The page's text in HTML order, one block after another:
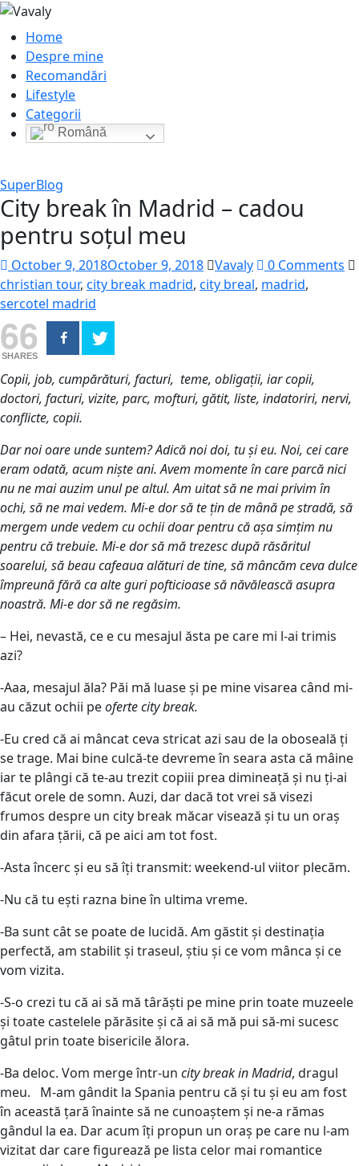
Home
Despre mine
Recomandări
Lifestyle
Categorii
Română
SuperBlog
City break în Madrid – cadou
pentru soțul meu
October 9, 2018October 9, 2018 Vavaly
0 Comments
christian tour, city break madrid, city breal, madrid,
sercotel madrid
66
SHARES
Copii, job, cumpărături, facturi, teme, obligații, iar copii,
doctori, facturi, vizite, parc, mofturi, gătit, liste, indatoriri, nervi,
conflicte, copii.
Dar noi oare unde suntem? Adică noi doi, tu și eu. Noi, cei care
eram odată, acum niște ani. Avem momente în care parcă nici
nu ne mai auzim unul pe altul. Am uitat să ne mai privim în
ochi, să ne mai vedem. Mi-e dor să te țin de mână pe stradă, să
mergem unde vedem cu ochii doar pentru că așa simțim nu
pentru că trebuie. Mi-e dor să mă trezesc după răsăritul
soarelui, să beau cafeaua alături de tine, să mâncăm ceva dulce
împreună fără ca alte guri pofticioase să năvălească asupra
noastră. Mi-e dor să ne regăsim.
– Hei, nevastă, ce e cu mesajul ăsta pe care mi l-ai trimis
azi?
-Aaa, mesajul ăla? Păi mă luase și pe mine visarea când mi-
au căzut ochii peoferte city break.
-Eu cred că ai mâncat ceva stricat azi sau de la oboseală ți
se trage. Mai bine culcă-te devreme în seara asta că mâine
iar te plângi că te-au trezit copiii prea dimineață și nu ți-ai
făcut orele de somn. Auzi, dar dacă tot vrei să visezi
frumos despre un city break măcar visează și tu un oraș
din afara țării, că pe aici am tot fost.
-Asta încerc și eu să îți transmit: weekend-ul viitor plecăm.
-Nu că tu ești razna bine în ultima vreme.
-Ba sunt cât se poate de lucidă. Am găstit și destinația
perfectă, am stabilit și traseul, știu și ce vom mânca și ce
vom vizita.
-S-o crezi tu că ai să mă târăști pe mine prin toate muzeele
și toate castelele părăsite și că ai să mă pui să-mi sucesc
gâtul prin toate bisericile ălora.
-Ba deloc. Vom merge într-un city break in Madrid, dragul
meu. M-am gândit la Spania pentru că și tu și eu am fost
în această țară înainte să ne cunoaștem și ne-a rămas
gândul la ea. Dar acum îți propun un oraș pe care nu l-am
vizitat dar care figurează pe lista celor mai romantice